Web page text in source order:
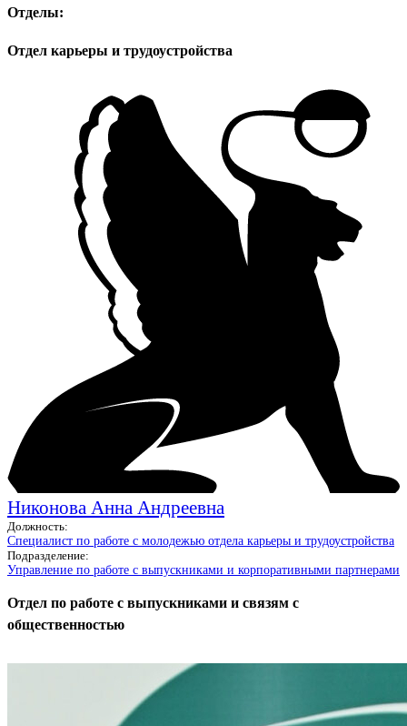
Отделы:
Отдел карьеры и трудоустройства
Никонова Анна Андреевна
Должность:
Специалист по работе с молодежью отдела карьеры и трудоустройства
Подразделение:
Управление по работе с выпускниками и корпоративными партнерами
Отдел по работе с выпускниками и связям с
общественностью